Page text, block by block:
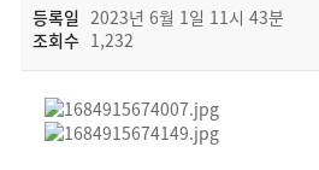
등록일 2023년 6월 1일 11시 43분
조회수 1,232